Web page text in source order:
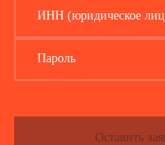
ИНН (юридическое
Пароль
Оставить